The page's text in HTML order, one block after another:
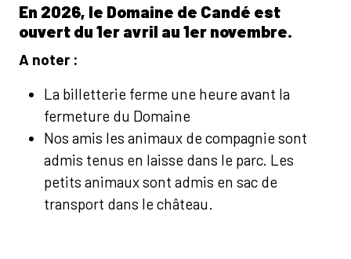
En 2026, le Domaine de Candé est
ouvert du 1er avril au 1er novembre.
A noter :
La billetterie ferme une heure avant la
fermeture du Domaine
Nos amis les animaux de compagnie sont
admis tenus en laisse dans le parc. Les
petits animaux sont admis en sac de
transport dans le château.